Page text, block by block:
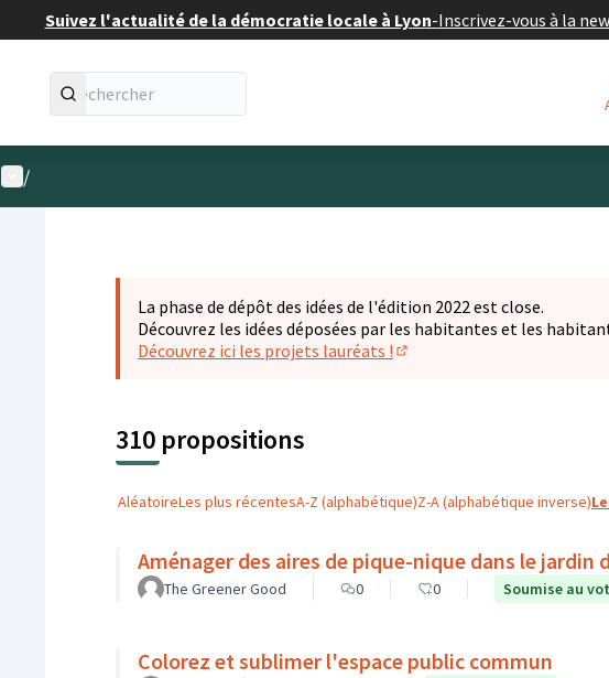
Suivez l'actualité de la démocratie locale à Lyon-Inscrivez-vous à la
Menu utilisateur
/
La phase de dépôt des idées de l'édition 2022 est close.
Découvrez les idées déposées par les habitantes et les
Découvrez ici les projets lauréats !
310 propositions
AléatoireLes plus récentesA-Z (alphabétique)Z-A (alphabétique inverse)
Aménager des aires de pique-nique dans le jardin
The Greener Good 0 0 Soumise au
Colorez et sublimer l'espace public commun